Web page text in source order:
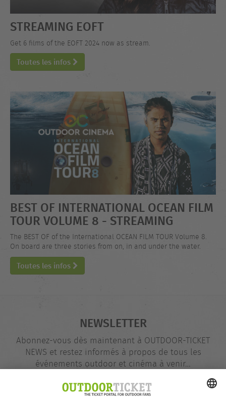
STREAMING EOFT
Get 6 films of the EOFT 2024 now as stream.
Toutes les infos
BEST OF INTERNATIONAL OCEAN FILM
TOUR VOLUME 8 - STREAMING
The BEST OF of the International OCEAN FILM TOUR Volume 8.
On board are three stories from on, in and under the water.
Toutes les infos
NEWSLETTER
Abonnez-vous dès maintenant à OUTDOOR-TICKET
NEWS et restez informés à propos de tous les
événements outdoor et cinéma à venir…
Adresse
e-